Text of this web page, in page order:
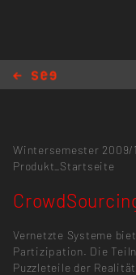
Wintersemester 2009/
Produkt_Startseite
Vernetzte Systeme
Partizipation. Die
Puzzleteile der